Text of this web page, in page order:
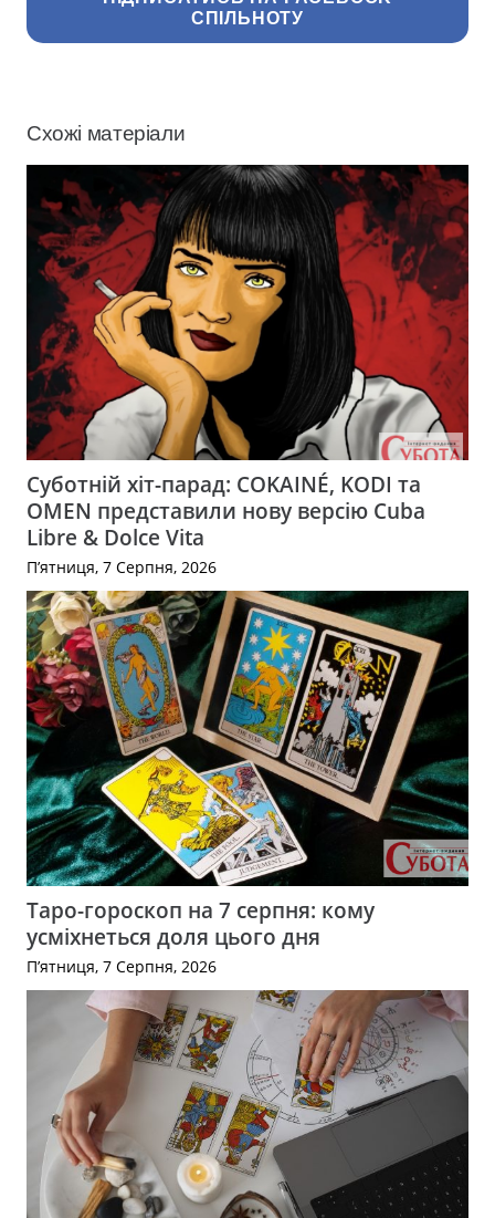
СПІЛЬНОТУ
Схожі матеріали
Суботній хіт-парад: COKAINÉ, KODI та
OMEN представили нову версію Cuba
Libre & Dolce Vita
П’ятниця, 7 Серпня, 2026
Таро-гороскоп на 7 серпня: кому
усміхнеться доля цього дня
П’ятниця, 7 Серпня, 2026